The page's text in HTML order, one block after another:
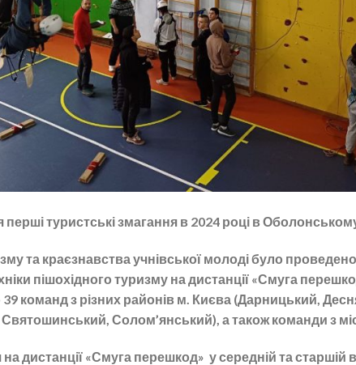
туристські змагання в 2024 році в
та краєзнавства учнівської молоді було
пішохідного туризму на дистанції «Смуга
команд з різних районів м. Києва (Дарницький,
Солом’янський), а також команди з
дистанції «Смуга перешкод» у середній та старшій